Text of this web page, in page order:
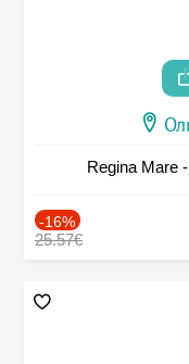
Regina Mare
-16%
25.57€